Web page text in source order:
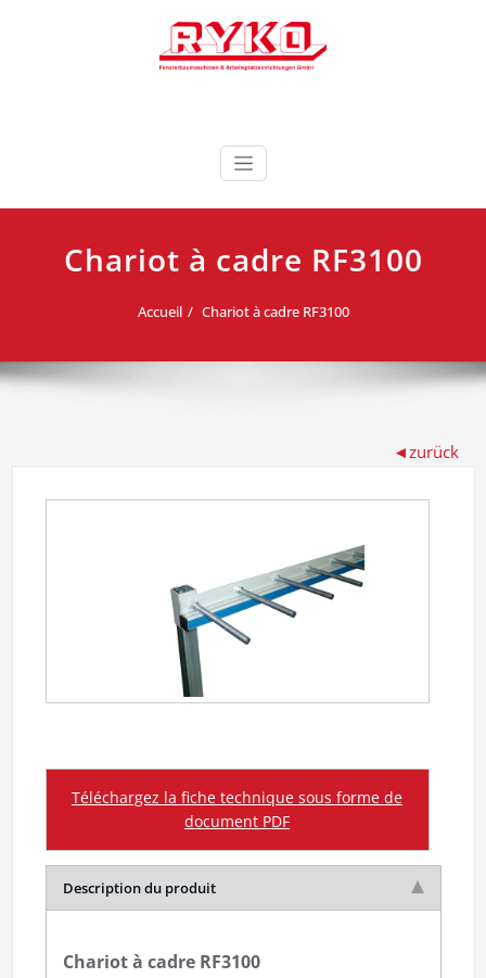
RYKO France RYKO
Deutschland
GmbH
Chariot à cadre RF3100
Accueil Chariot à cadre RF3100
Téléchargez la fiche technique sous forme de
document PDF
Description du produit
Chariot à cadre RF3100